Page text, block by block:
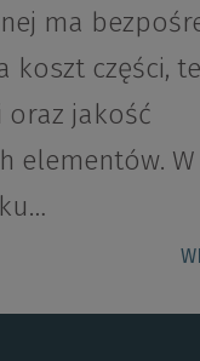
ma
koszt części,
oraz jakość
elementów. W